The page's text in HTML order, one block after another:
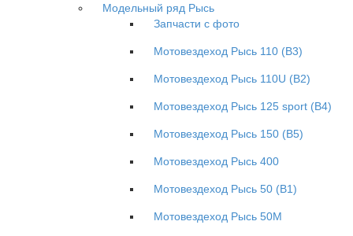
Модельный ряд Рысь
Запчасти с фото
Мотовездеход Рысь 110 (B3)
Мотовездеход Рысь 110U (B2)
Мотовездеход Рысь 125 sport (B4)
Мотовездеход Рысь 150 (B5)
Мотовездеход Рысь 400
Мотовездеход Рысь 50 (B1)
Мотовездеход Рысь 50M